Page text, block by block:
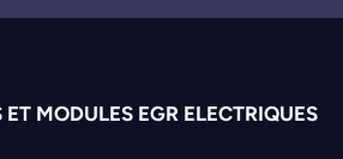
MODULES EGR ELECTRIQUES